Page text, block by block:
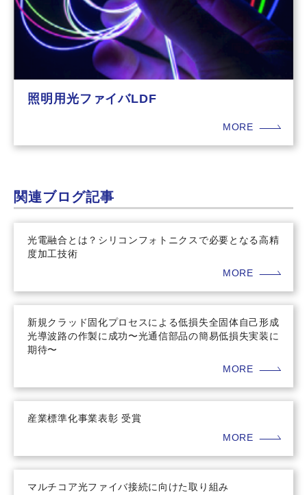
照明用光ファイバLDF
MORE
関連ブログ記事
光電融合とは？シリコンフォトニクスで必要となる高精
度加工技術
MORE
新規クラッド固化プロセスによる低損失全固体自己形成
光導波路の作製に成功〜光通信部品の簡易低損失実装に
期待〜
MORE
産業標準化事業表彰 受賞
MORE
マルチコア光ファイバ接続に向けた取り組み